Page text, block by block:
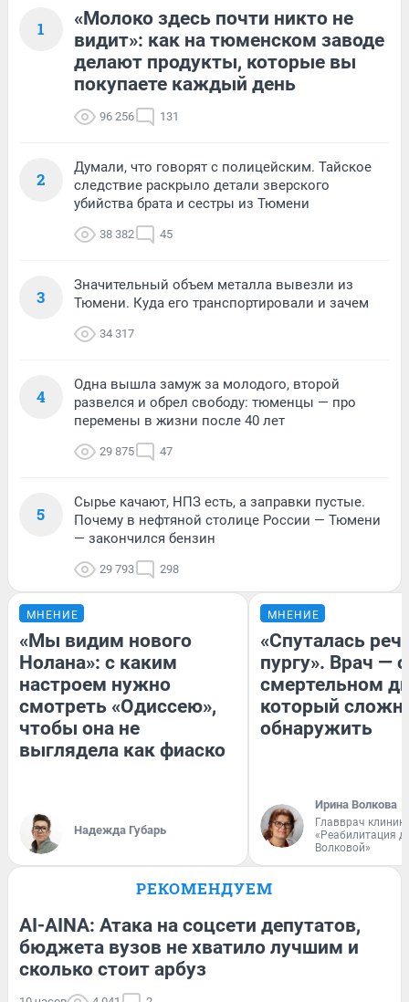
1
«Молоко здесь почти никто не
видит»: как на тюменском заводе
делают продукты, которые вы
покупаете каждый день
96 256 131
2
Думали, что говорят с полицейским. Тайское
следствие раскрыло детали зверского
убийства брата и сестры из Тюмени
38 382 45
3
Значительный объем металла вывезли из
Тюмени. Куда его транспортировали и зачем
34 317
4
Одна вышла замуж за молодого, второй
развелся и обрел свободу: тюменцы — про
перемены в жизни после 40 лет
29 875 47
5
Сырье качают, НПЗ есть, а заправки пустые.
Почему в нефтяной столице России — Тюмени
— закончился бензин
29 793 298
МНЕНИЕ
«Мы видим нового
Нолана»: с каким
настроем нужно
смотреть «Одиссею»,
чтобы она не
выглядела как фиаско
Надежда Губарь
МНЕНИЕ
«Спуталась
пургу». Врач — о
смертельном
который
обнаружить
Ирина Волкова
Главврач
«Реабилитация
Волковой»
РЕКОМЕНДУЕМ
AI-AINA: Атака на соцсети депутатов,
бюджета вузов не хватило лучшим и
сколько стоит арбуз